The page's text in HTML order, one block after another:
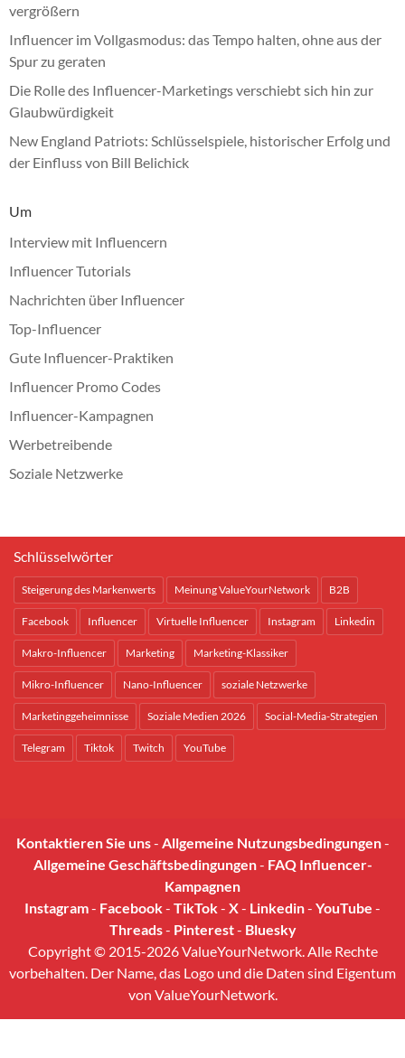
vergrößern
Influencer im Vollgasmodus: das Tempo halten, ohne aus der
Spur zu geraten
Die Rolle des Influencer-Marketings verschiebt sich hin zur
Glaubwürdigkeit
New England Patriots: Schlüsselspiele, historischer Erfolg und
der Einfluss von Bill Belichick
Um
Interview mit Influencern
Influencer Tutorials
Nachrichten über Influencer
Top-Influencer
Gute Influencer-Praktiken
Influencer Promo Codes
Influencer-Kampagnen
Werbetreibende
Soziale Netzwerke
Schlüsselwörter
Steigerung des Markenwerts Meinung ValueYourNetwork B2B
Facebook Influencer Virtuelle Influencer Instagram Linkedin
Makro-Influencer Marketing Marketing-Klassiker
Mikro-Influencer Nano-Influencer soziale Netzwerke
Marketinggeheimnisse Soziale Medien 2026 Social-Media-Strategien
Telegram Tiktok Twitch YouTube
Kontaktieren Sie uns- Allgemeine Nutzungsbedingungen-
Allgemeine Geschäftsbedingungen- FAQ Influencer-
Kampagnen
Instagram- Facebook- TikTok- X- Linkedin- YouTube -
Threads- Pinterest- Bluesky
Copyright © 2015-2026 ValueYourNetwork. Alle Rechte
vorbehalten. Der Name, das Logo und die Daten sind Eigentum
von ValueYourNetwork.